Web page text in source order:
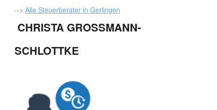
--> Alle Steuerberater in Gerlingen
CHRISTA GROSSMANN-S
CHLOTTKE